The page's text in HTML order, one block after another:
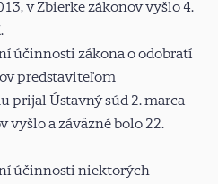
v Zbierke zákonovvyšlo4.
.
účinnosti zákona o odobratí
predstaviteľom
prijal Ústavný súd 2. marca
vyšloa záväzné bolo 22.
účinnosti niektorých